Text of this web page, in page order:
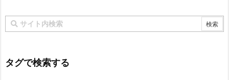
タグで検索する